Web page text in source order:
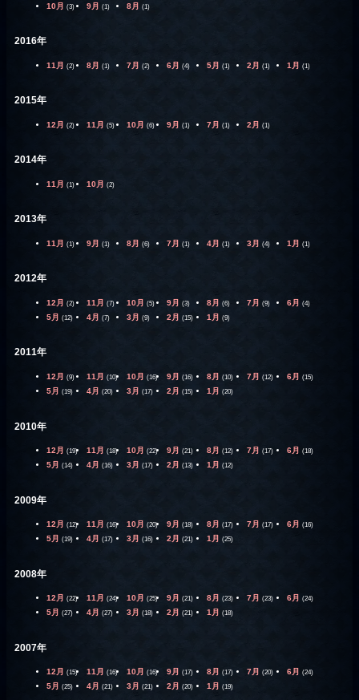
10月 (3) 9月 (1) 8月 (1)
2016年
11月 (2) 8月 (1) 7月 (2) 6月 (4) 5月 (1) 2月 (1) 1月 (1)
2015年
12月 (2) 11月 (5) 10月 (6) 9月 (1) 7月 (1) 2月 (1)
2014年
11月 (1) 10月 (2)
2013年
11月 (1) 9月 (1) 8月 (6) 7月 (1) 4月 (1) 3月 (4) 1月 (1)
2012年
12月 (2) 11月 (7) 10月 (5) 9月 (3) 8月 (6) 7月 (9) 6月 (4)
5月 (12) 4月 (7) 3月 (9) 2月 (15) 1月 (9)
2011年
12月 (9) 11月 (10) 10月 (16) 9月 (16) 8月 (10) 7月 (12) 6月 (15)
5月 (19) 4月 (20) 3月 (17) 2月 (15) 1月 (20)
2010年
12月 (19) 11月 (18) 10月 (22) 9月 (21) 8月 (12) 7月 (17) 6月 (18)
5月 (14) 4月 (16) 3月 (17) 2月 (13) 1月 (12)
2009年
12月 (12) 11月 (16) 10月 (20) 9月 (18) 8月 (17) 7月 (17) 6月 (16)
5月 (19) 4月 (17) 3月 (16) 2月 (21) 1月 (25)
2008年
12月 (22) 11月 (24) 10月 (25) 9月 (21) 8月 (23) 7月 (23) 6月 (24)
5月 (27) 4月 (27) 3月 (18) 2月 (21) 1月 (18)
2007年
12月 (15) 11月 (16) 10月 (16) 9月 (17) 8月 (17) 7月 (20) 6月 (24)
5月 (25) 4月 (21) 3月 (21) 2月 (20) 1月 (19)